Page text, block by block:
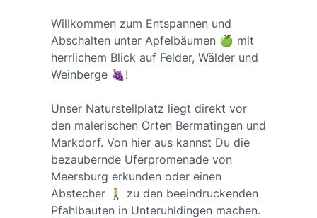
Willkommen zum Entspannen und
Abschalten unter Apfelbäumen 🍏 mit
herrlichem Blick auf Felder, Wälder und
Weinberge 🍇!
Unser Naturstellplatz liegt direkt vor
den malerischen Orten Bermatingen und
Markdorf. Von hier aus kannst Du die
bezaubernde Uferpromenade von
Meersburg erkunden oder einen
Abstecher 🚶🏼 zu den beeindruckenden
Pfahlbauten in Unteruhldingen machen.